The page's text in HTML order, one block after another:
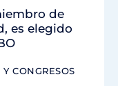
de
es elegido
CONGRESOS